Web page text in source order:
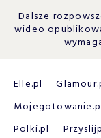
Dalsze
wideo
Elle.pl
Polki.pl